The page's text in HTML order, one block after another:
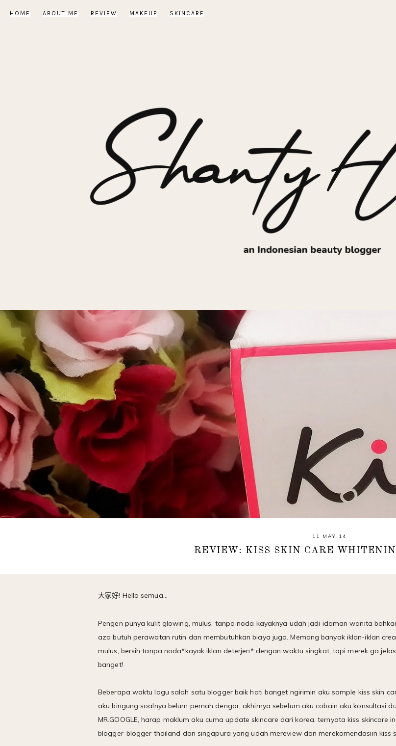
HOME ABOUT ME REVIEW MAKEUP SKINCARE
11 MAY 14
REVIEW: KISS SKIN CARE
大家好! Hello semua...
Pengen punya kulit glowing, mulus, tanpa noda kayaknya udah jadi idaman wanita
aza butuh perawatan rutin dan membutuhkan biaya juga. Memang banyak iklan-iklan
mulus, bersih tanpa noda*kayak iklan deterjen* dengan waktu singkat, tapi merek ga
banget!
Beberapa waktu lagu salah satu blogger baik hati banget ngirimin aku sample kiss skin
aku bingung soalnya belum pernah dengar, akhirnya sebelum aku cobain aku konsultasi
MR.GOOGLE, harap maklum aku cuma update skincare dari korea, ternyata kiss skincare
blogger-blogger thailand dan singapura yang udah mereview dan merekomendasiin kiss